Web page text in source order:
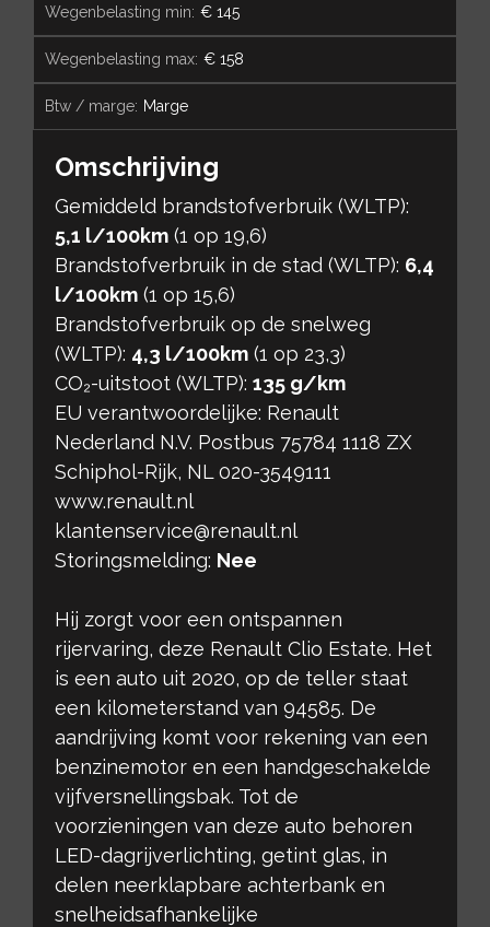
wegenbelasting min: € 145
wegenbelasting max: € 158
btw / marge: Marge
Omschrijving
Gemiddeld brandstofverbruik (WLTP):
5,1 l/100km (1 op 19,6)
Brandstofverbruik in de stad (WLTP): 6,4
l/100km (1 op 15,6)
Brandstofverbruik op de snelweg
(WLTP): 4,3 l/100km (1 op 23,3)
CO₂-uitstoot (WLTP): 135 g/km
EU verantwoordelijke: Renault
Nederland N.V. Postbus 75784 1118 ZX
Schiphol-Rijk, NL 020-3549111
www.renault.nl
klantenservice@renault.nl
Storingsmelding: Nee
Hij zorgt voor een ontspannen
rijervaring, deze Renault Clio Estate. Het
is een auto uit 2020, op de teller staat
een kilometerstand van 94585. De
aandrijving komt voor rekening van een
benzinemotor en een handgeschakelde
vijfversnellingsbak. Tot de
voorzieningen van deze auto behoren
LED-dagrijverlichting, getint glas, in
delen neerklapbare achterbank en
snelheidsafhankelijke